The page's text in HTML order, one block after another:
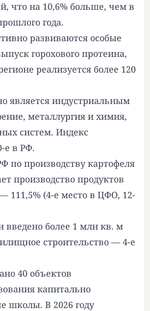
что на 10,6% больше, чем в
года.
развиваются особые
горохового протеина,
реализуется более 120
является индустриальным
металлургия и химия,
систем. Индекс
е в РФ.
по производству картофеля
производство продуктов
111,5% (4-е место в ЦФО, 12-
введено более 1 млн кв. м
строительство — 4-е
40 объектов
капитально
школы. В 2026 году